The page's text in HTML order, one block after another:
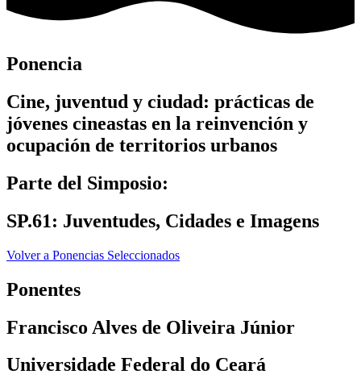
Ponencia
Cine, juventud y ciudad: prácticas de
jóvenes cineastas en la reinvención y
ocupación de territorios urbanos
Parte del Simposio:
SP.61: Juventudes, Cidades e Imagens
Volver a Ponencias Seleccionados
Ponentes
Francisco Alves de Oliveira Júnior
Universidade Federal do Ceará